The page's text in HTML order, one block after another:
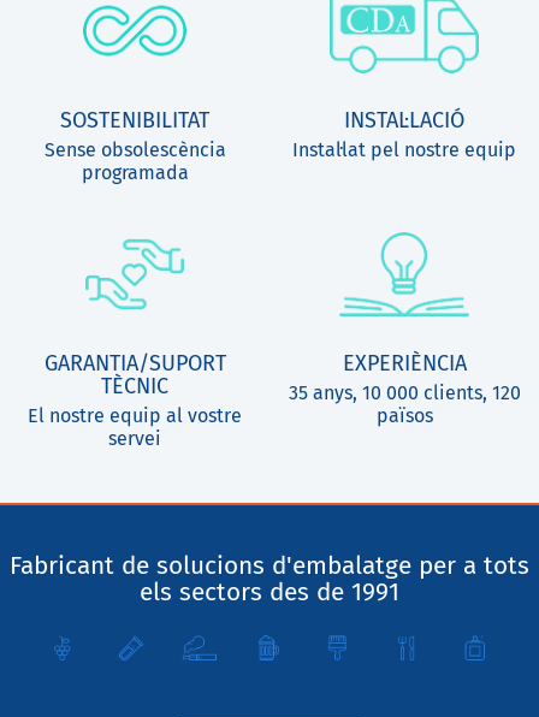
SOSTENIBILITAT
Sense obsolescència
programada
INSTAL·LACIÓ
Instal·lat pel nostre equip
GARANTIA/SUPORT
TÈCNIC
El nostre equip al vostre
servei
EXPERIÈNCIA
35 anys, 10 000 clients, 120
països
Fabricant de solucions d'embalatge per a tots
els sectors des de 1991